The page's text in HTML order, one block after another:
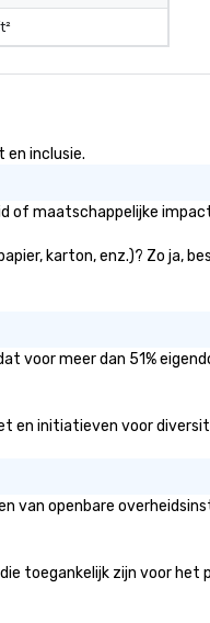
en inclusie.
of maatschappelijke
karton, enz.)? Zo ja,
meer dan 51%
en initiatieven voor
van openbare
toegankelijk zijn voor